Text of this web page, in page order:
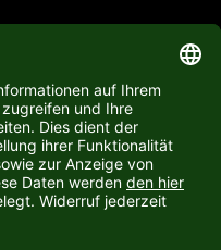
FÜCHSE
KEINE